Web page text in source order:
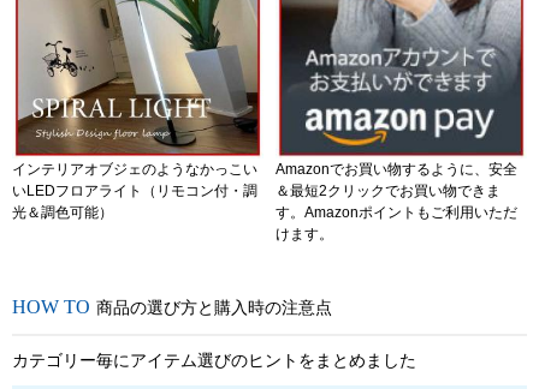
インテリアオブジェのようなかっこい
いLEDフロアライト（リモコン付・調
光＆調色可能）
Amazonでお買い物するように、安全
＆最短2クリックでお買い物できま
す。Amazonポイントもご利用いただ
けます。
商品の選び方と購入時の注意点
カテゴリー毎にアイテム選びのヒントをまとめました